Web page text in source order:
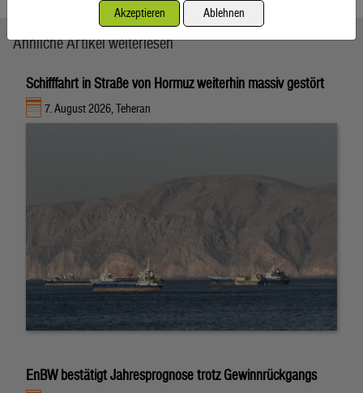
Ähnliche Artikel weiterlesen
Schifffahrt in Straße von Hormuz weiterhin massiv gestört
7. August 2026, Teheran
EnBW bestätigt Jahresprognose trotz Gewinnrückgangs
Akzeptieren Ablehnen